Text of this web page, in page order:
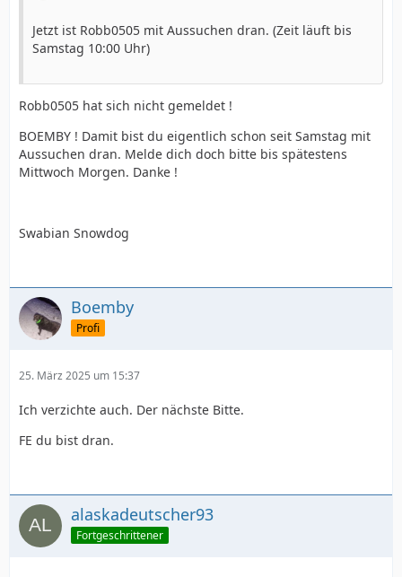
Jetzt ist Robb0505 mit Aussuchen dran. (Zeit läuft bis
Samstag 10:00 Uhr)
Robb0505 hat sich nicht gemeldet !
BOEMBY ! Damit bist du eigentlich schon seit Samstag mit
Aussuchen dran. Melde dich doch bitte bis spätestens
Mittwoch Morgen. Danke !
Swabian Snowdog
Boemby
Profi
25. März 2025 um 15:37
Ich verzichte auch. Der nächste Bitte.
FE du bist dran.
alaskadeutscher93
Fortgeschrittener